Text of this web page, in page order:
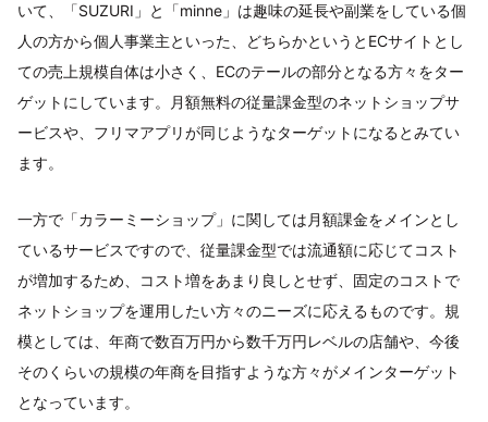
いて、「SUZURI」と「minne」は趣味の延長や副業をしている個
人の方から個人事業主といった、どちらかというとECサイトとし
ての売上規模自体は小さく、ECのテールの部分となる方々をター
ゲットにしています。月額無料の従量課金型のネットショップサ
ービスや、フリマアプリが同じようなターゲットになるとみてい
ます。
一方で「カラーミーショップ」に関しては月額課金をメインとし
ているサービスですので、従量課金型では流通額に応じてコスト
が増加するため、コスト増をあまり良しとせず、固定のコストで
ネットショップを運用したい方々のニーズに応えるものです。規
模としては、年商で数百万円から数千万円レベルの店舗や、今後
そのくらいの規模の年商を目指すような方々がメインターゲット
となっています。